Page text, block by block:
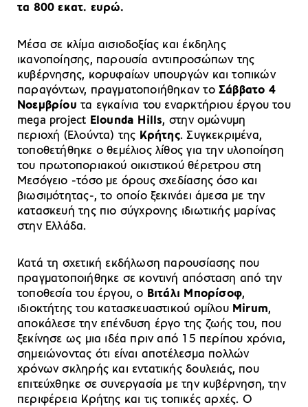
τα 800 εκατ. ευρώ.
Μέσα σε κλίμα αισιοδοξίας και έκδηλης
ικανοποίησης, παρουσία αντιπροσώπων της
κυβέρνησης, κορυφαίων υπουργών και τοπικών
παραγόντων, πραγματοποιήθηκαν το Σάββατο 4
Νοεμβρίουτα εγκαίνια του εναρκτήριου έργου του
mega project Elounda Hills, στην ομώνυμη
περιοχή (Ελούντα) της Κρήτης. Συγκεκριμένα,
τοποθετήθηκε ο θεμέλιος λίθος για την υλοποίηση
του πρωτοποριακού οικιστικού θέρετρου στη
Μεσόγειο -τόσο με όρους σχεδίασης όσο και
βιωσιμότητας-, το οποίο ξεκινάει άμεσα με την
κατασκευή της πιο σύγχρονης ιδιωτικής μαρίνας
στην Ελλάδα.
Κατά τη σχετική εκδήλωση παρουσίασης που
πραγματοποιήθηκε σε κοντινή απόσταση από την
τοποθεσία του έργου, ο Βιτάλι Μπορίσοφ,
ιδιοκτήτης του κατασκευαστικού ομίλου Mirum,
αποκάλεσε την επένδυση έργο της ζωής του, που
ξεκίνησε ως μια ιδέα πριν από 15 περίπου χρόνια,
σημειώνοντας ότι είναι αποτέλεσμα πολλών
χρόνων σκληρής και εντατικής δουλειάς, που
επιτεύχθηκε σε συνεργασία με την κυβέρνηση, την
περιφέρεια Κρήτης και τις τοπικές αρχές. O